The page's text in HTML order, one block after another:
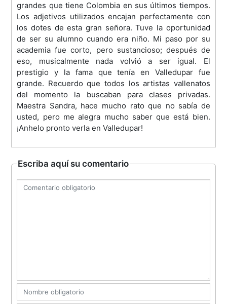
grandes que tiene Colombia en sus últimos tiempos.
Los adjetivos utilizados encajan perfectamente con
los dotes de esta gran señora. Tuve la oportunidad
de ser su alumno cuando era niño. Mi paso por su
academia fue corto, pero sustancioso; después de
eso, musicalmente nada volvió a ser igual. El
prestigio y la fama que tenía en Valledupar fue
grande. Recuerdo que todos los artistas vallenatos
del momento la buscaban para clases privadas.
Maestra Sandra, hace mucho rato que no sabía de
usted, pero me alegra mucho saber que está bien.
¡Anhelo pronto verla en Valledupar!
Escriba aquí su comentario